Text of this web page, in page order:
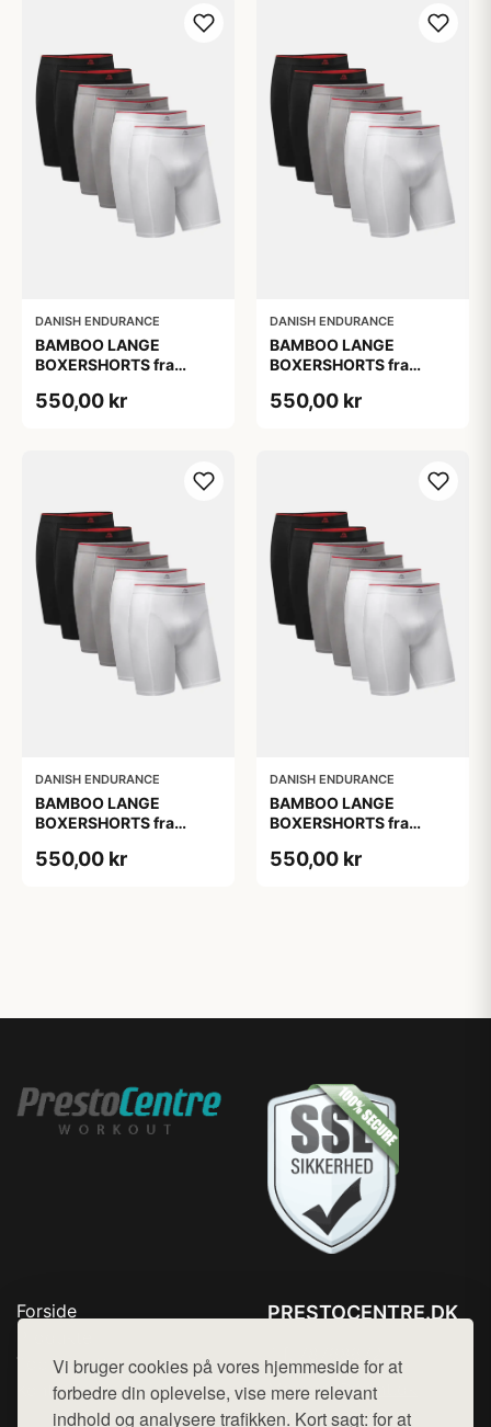
Vi bruger cookies på vores hjemmeside for at
forbedre din oplevelse, vise mere relevant
indhold og analysere trafikken. Kort sagt: for at
DANISH ENDURANCE
BAMBOO LANGE
BOXERSHORTS fra
Sort/Rød | Grå | Hvid 6-
550,00 kr
DANISH ENDURANCE
BAMBOO LANGE
BOXERSHORTS fra
Sort/Rød | Grå | Hvid 6-
550,00 kr
DANISH ENDURANCE
BAMBOO LANGE
BOXERSHORTS fra
Sort/Rød | Grå | Hvid 6-
550,00 kr
DANISH ENDURANCE
BAMBOO LANGE
BOXERSHORTS fra
Sort/Rød | Grå | Hvid 6-
550,00 kr
Forside
Top Rabatter
Kontakt
PRESTOCENTRE.DK
Mail: hej@want.dk